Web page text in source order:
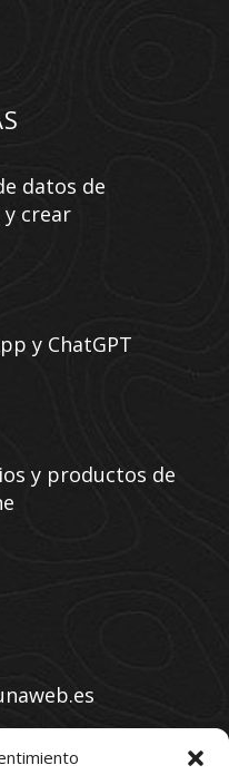
datos de
y crear
y ChatGPT
y productos de